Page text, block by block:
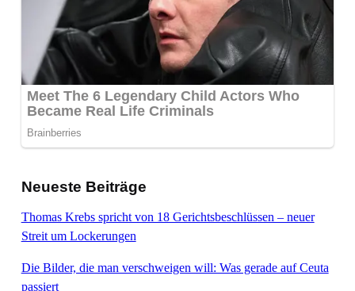
Neueste Beiträge
Thomas Krebs spricht von 18 Gerichtsbeschlüssen – neuer
Streit um Lockerungen
Die Bilder, die man verschweigen will: Was gerade auf Ceuta
passiert